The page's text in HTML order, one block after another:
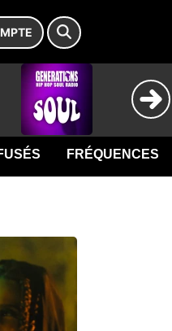
FRÉQUENCES